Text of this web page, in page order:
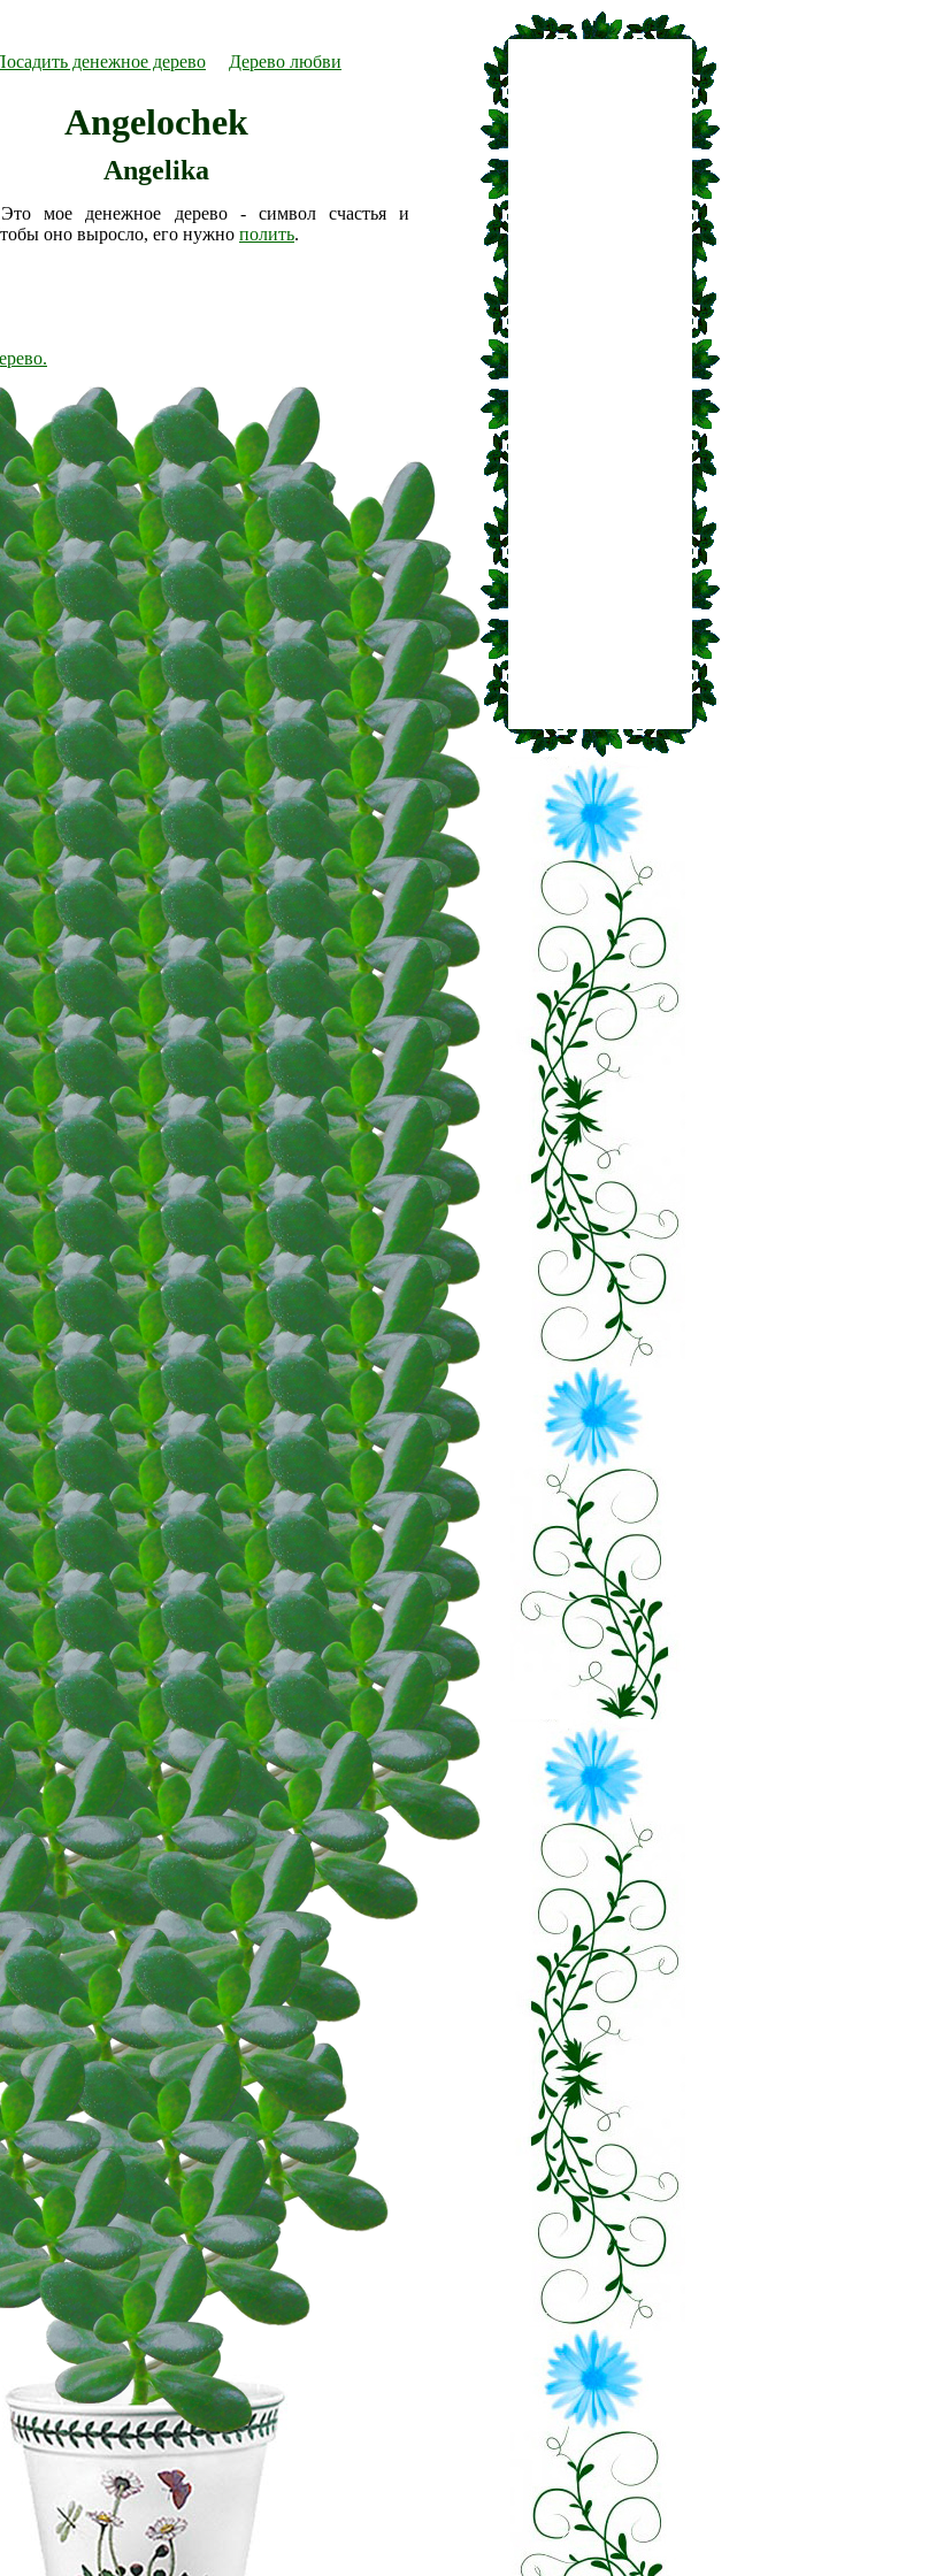
денежное дерево Дерево любви
Angelochek
Angelika
мое денежное дерево - символ счастья и
оно выросло, его нужно полить.